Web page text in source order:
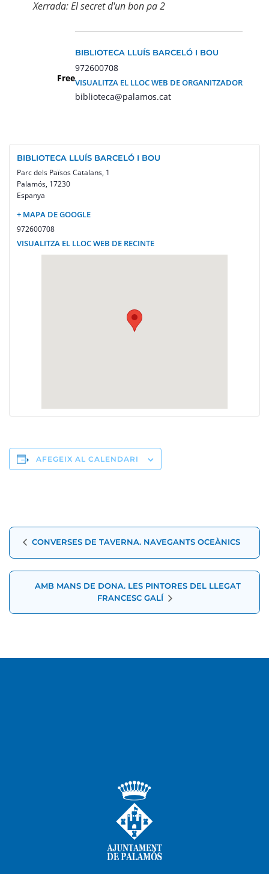
Xerrada: El secret d'un bon pa 2
Free
BIBLIOTECA LLUÍS BARCELÓ I BOU
972600708
VISUALITZA EL LLOC WEB DE ORGANITZADOR
biblioteca@palamos.cat
BIBLIOTECA LLUÍS BARCELÓ I BOU
Parc dels Països Catalans, 1
Palamós, 17230
Espanya
+ MAPA DE GOOGLE
972600708
VISUALITZA EL LLOC WEB DE RECINTE
AFEGEIX AL CALENDARI
Navegació
d'Esdeveniment
CONVERSES DE TAVERNA. NAVEGANTS OCEÀNICS
AMB MANS DE DONA. LES PINTORES DEL LLEGAT
FRANCESC GALÍ